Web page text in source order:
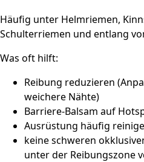
Häufig unter Helmriemen,
Schulterriemen und entlang
Was oft hilft:
Reibung reduzieren
weichere Nähte)
Barriere-Balsam auf
Ausrüstung häufig
keine schweren
unter der Reibungszone